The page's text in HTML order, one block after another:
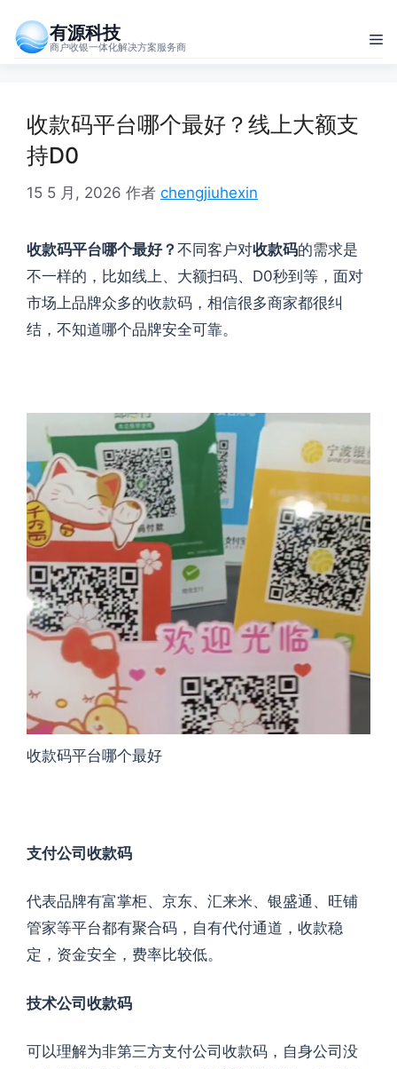
有源科技
商户收银一体化解决方案服务商 菜
收款码平台哪个最好？线上大额支
持D0
15 5 月, 2026 作者 chengjiuhexin
收款码平台哪个最好？ 不同客户对收款码的需求是
不一样的，比如线上、大额扫码、D0秒到等，面对
市场上品牌众多的收款码，相信很多商家都很纠
结，不知道哪个品牌安全可靠。
收款码平台哪个最好
支付公司收款码
代表品牌有富掌柜、京东、汇来米、银盛通、旺铺
管家等平台都有聚合码，自有代付通道，收款稳
定，资金安全，费率比较低。
技术公司收款码
可以理解为非第三方支付公司收款码，自身公司没